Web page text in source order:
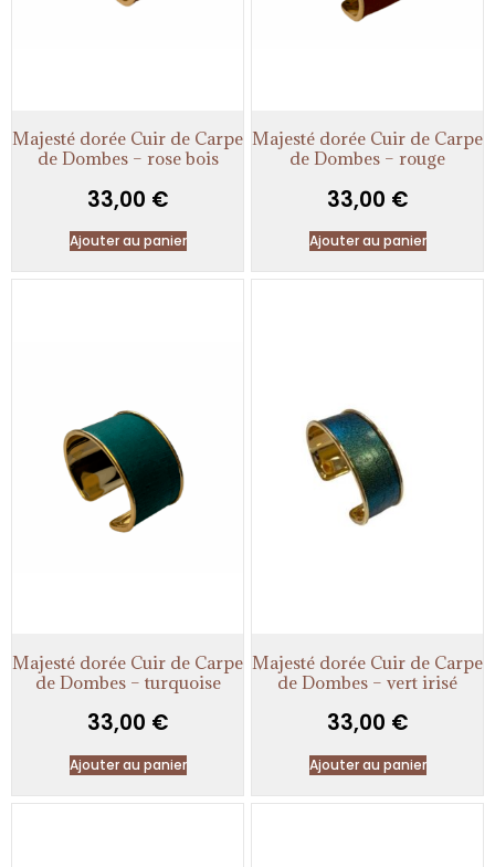
Majesté dorée Cuir de Carpe
de Dombes – rose bois
33,00 €
Ajouter au panier
Majesté dorée Cuir de Carpe
de Dombes – rouge
33,00 €
Ajouter au panier
Majesté dorée Cuir de Carpe
de Dombes – turquoise
33,00 €
Ajouter au panier
Majesté dorée Cuir de Carpe
de Dombes – vert irisé
33,00 €
Ajouter au panier